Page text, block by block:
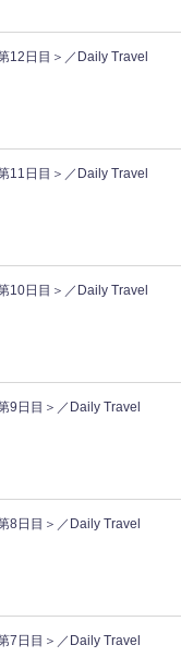
12日目＞／Daily Travel
11日目＞／Daily Travel
10日目＞／Daily Travel
9日目＞／Daily Travel
8日目＞／Daily Travel
7日目＞／Daily Travel